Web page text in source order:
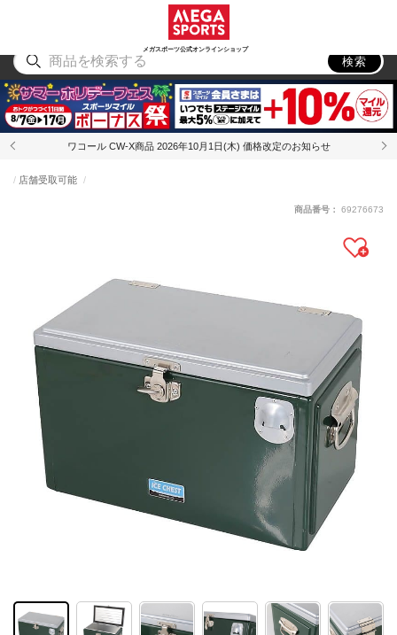
メガスポーツ公式オンラインショップ
アウトドア
検索
ワコール CW-X商品 2026年10月1日(木) 価格改定のお知らせ
店舗受取可能
商品番号： 69276673